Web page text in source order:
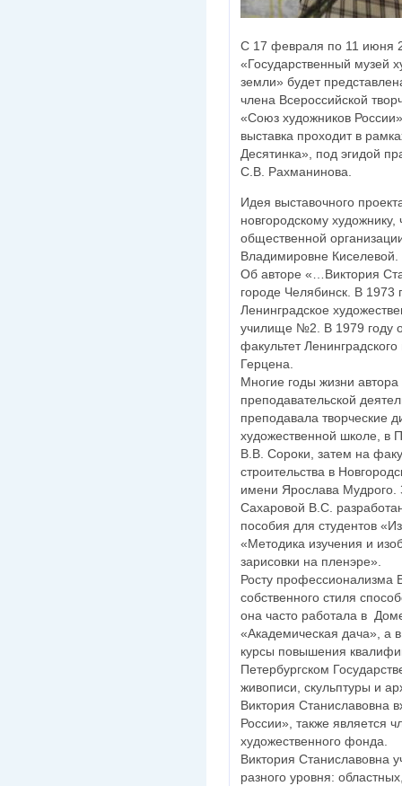
С 17 февраля по 11 июня
«Государственный музей
земли» будет
члена Всероссийской
«Союз художников
выставка проходит в
Десятинка», под эгидой
С.В. Рахманинова.
Идея выставочного
новгородскому
общественной
Владимировне Киселевой.
Об авторе «…Виктория
городе Челябинск. В 1973
Ленинградское
училище №2. В 1979 году
факультет
Герцена.
Многие годы жизни
преподавательской
преподавала творческие
художественной школе, в
В.В. Сороки, затем на
строительства в
имени Ярослава
Сахаровой В.С.
пособия для студентов
«Методика изучения и
зарисовки на пленэре».
Росту профессионализма
собственного стиля
она часто работала в
«Академическая дача», а
курсы повышения
Петербургском
живописи, скульптуры и
Виктория Станиславовна
России», также является
художественного фонда.
Виктория Станиславовна
разного уровня: